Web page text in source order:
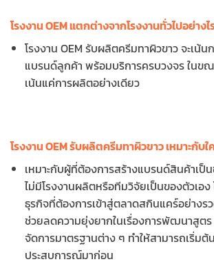
โรงงาน OEM แตกต่างจากโรงงานทั่วไปอย่างไ
โรงงาน OEM รับผลิตครีมทาผิวขาว จะเน้
แบรนด์ลูกค้า พร้อมบริการครบวงจร ในขณ
เน้นแค่การผลิตอย่างเดียว
โรงงาน OEM รับผลิตครีมทาผิวขาว เหมาะกับใ
เหมาะกับผู้ที่ต้องการสร้างแบรนด์สินค้าเป็
ไม่มีโรงงานผลิตหรือทีมวิจัยเป็นของตัวเอง
ธุรกิจที่ต้องการเข้าสู่ตลาดสกินแคร์อย่างรว
ช่วยลดความยุ่งยากในเรื่องการพัฒนาสูตร
จัดการมาตรฐานต่าง ๆ ทำให้สามารถเริ่มต้
ประสบการณ์มาก่อน